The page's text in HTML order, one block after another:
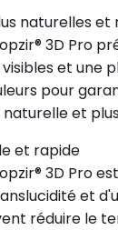
naturelles et
3D Pro
et une
pour
et
et rapide
3D Pro
et
réduire le